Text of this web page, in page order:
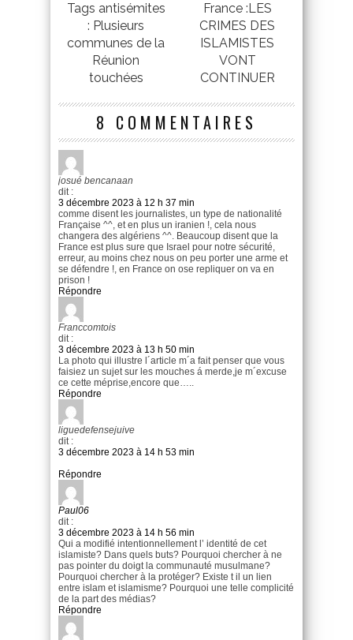
Tags antisémites
: Plusieurs
communes de la
Réunion
touchées
France :LES
CRIMES DES
ISLAMISTES
VONT
CONTINUER
8 COMMENTAIRES
josué bencanaan
dit :
3 décembre 2023 à 12 h 37 min
comme disent les journalistes, un type de nationalité
Française ^^, et en plus un iranien !, cela nous
changera des algériens ^^. Beaucoup disent que la
France est plus sure que Israel pour notre sécurité,
erreur, au moins chez nous on peu porter une arme et
se défendre !, en France on ose repliquer on va en
prison !
Répondre
Franccomtois
dit :
3 décembre 2023 à 13 h 50 min
La photo qui illustre l´article m´a fait penser que vous
faisiez un sujet sur les mouches á merde,je m´excuse
ce cette méprise,encore que…..
Répondre
liguedefensejuive
dit :
3 décembre 2023 à 14 h 53 min
Répondre
Paul06
dit :
3 décembre 2023 à 14 h 56 min
Qui a modifié intentionnellement l’ identité de cet
islamiste? Dans quels buts? Pourquoi chercher à ne
pas pointer du doigt la communauté musulmane?
Pourquoi chercher à la protéger? Existe t il un lien
entre islam et islamisme? Pourquoi une telle complicité
de la part des médias?
Répondre